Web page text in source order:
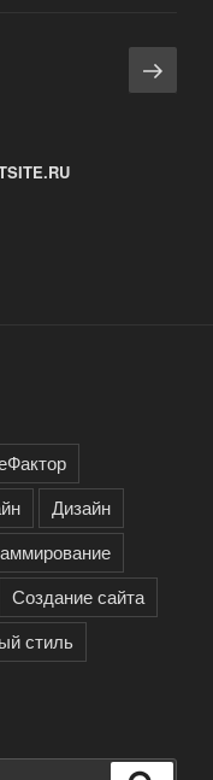
Дизайн
Создание сайта
стиль